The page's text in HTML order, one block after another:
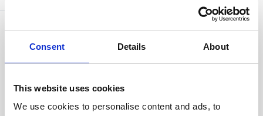
Consent Details About
This website uses cookies
We use cookies to personalise content and ads, to
sluttrengjøring og sengetøy ikke er inkludert i prisen. Du kan
velge å stille med dette selv, ellers ordner vi gjerne med det
Sluttrengjøring leilighet 2-7 senger: 975 NOK
TV
Kjøkken